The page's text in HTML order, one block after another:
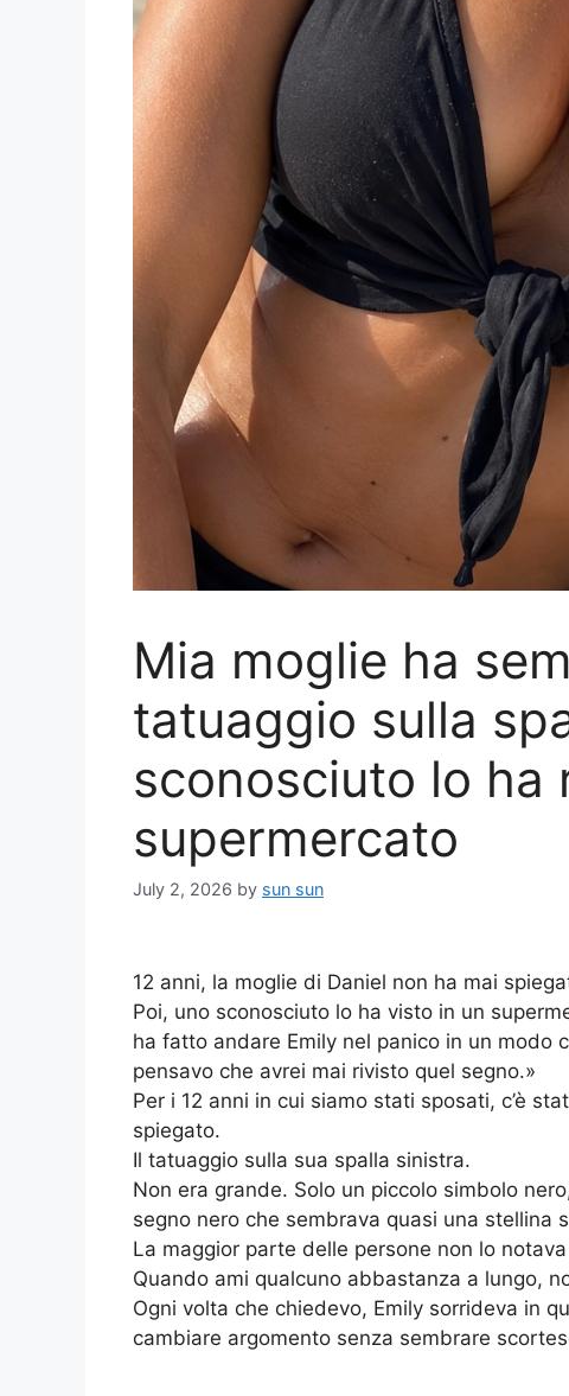
Mia moglie ha
tatuaggio sulla
sconosciuto lo ha
supermercato
July 2, 2026 by sun sun
12 anni, la moglie di Daniel non ha mai
Poi, uno sconosciuto lo ha visto in un
ha fatto andare Emily nel panico in un modo
pensavo che avrei mai rivisto quel segno.»
Per i 12 anni in cui siamo stati sposati, c’è
spiegato.
Il tatuaggio sulla sua spalla sinistra.
Non era grande. Solo un piccolo simbolo
segno nero che sembrava quasi una stellina
La maggior parte delle persone non lo
Quando ami qualcuno abbastanza a lungo,
Ogni volta che chiedevo, Emily sorrideva in
cambiare argomento senza sembrare